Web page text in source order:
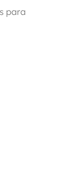
para